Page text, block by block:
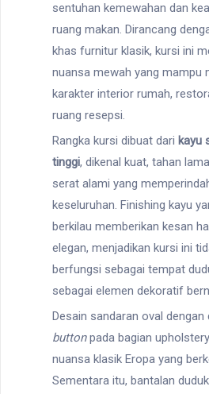
sentuhan kemewahan dan
ruang makan. Dirancang
khas furnitur klasik, kursi ini
nuansa mewah yang mampu
karakter interior rumah,
ruang resepsi.
Rangka kursi dibuat dari kayu
tinggi, dikenal kuat, tahan
serat alami yang
keseluruhan. Finishing kayu
berkilau memberikan kesan
elegan, menjadikan kursi ini
berfungsi sebagai tempat
sebagai elemen dekoratif
Desain sandaran oval dengan
buttonpada bagian
nuansa klasik Eropa yang
Sementara itu, bantalan